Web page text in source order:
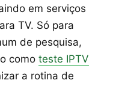
em serviços
TV. Só para
de pesquisa,
como teste IPTV
a rotina de